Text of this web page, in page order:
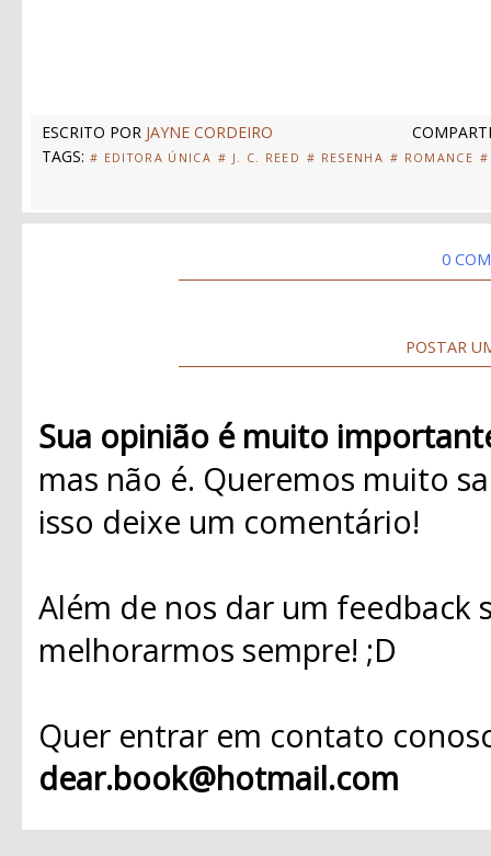
ESCRITO POR JAYNE CORDEIRO
TAGS: # EDITORA ÚNICA # J. C. REED # RESENHA # ROMANCE #
0
POSTAR
Sua opinião é muito
mas não é. Queremos muito
isso deixe um comentário!
Além de nos dar um
melhorarmos sempre! ;D
Quer entrar em contato
dear.book@hotmail.com